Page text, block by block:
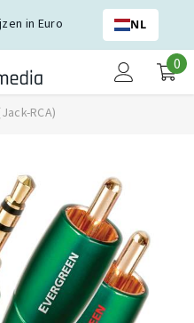
in Euro NL
0
0
RCA)